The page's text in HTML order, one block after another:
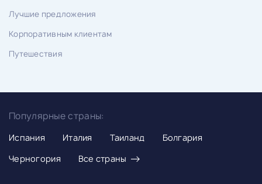
Лучшие предложения
Корпоративным клиентам
Путешествия
Популярные страны:
Испания Италия Таиланд
Болгария
Черногория
Все страны →